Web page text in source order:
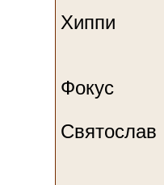
Хиппи
Фокус
Святослав